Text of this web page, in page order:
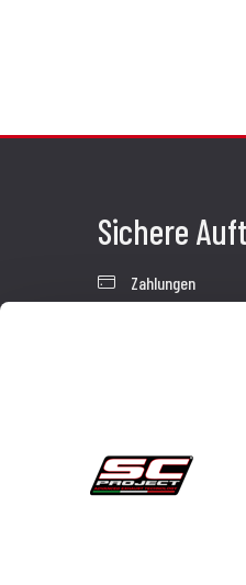
Sichere
Zahlungen
Informationen
Whistleblowing